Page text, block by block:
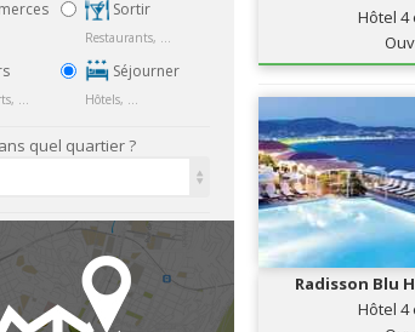
...
Sortir
Restaurants, ...
Séjourner
Hôtels, ...
quel quartier ?
Hôtel 4
Radisson Blu
Hôtel 4